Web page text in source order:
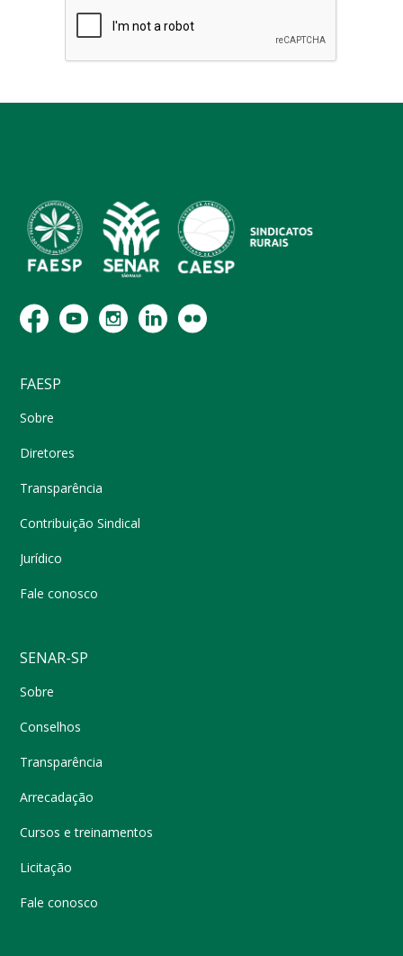
FAESP
Sobre
Diretores
Transparência
Contribuição Sindical
Jurídico
Fale conosco
SENAR-SP
Sobre
Conselhos
Transparência
Arrecadação
Cursos e treinamentos
Licitação
Fale conosco